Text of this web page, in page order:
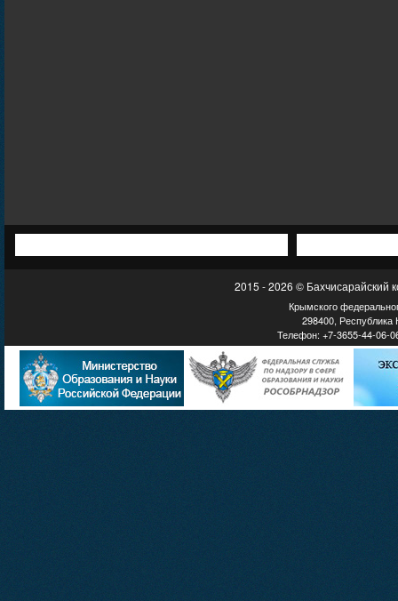
2015 - 2026 © Бахчисарайский
Крымского
298400, Республика
Телефон: +7-3655-44-06-